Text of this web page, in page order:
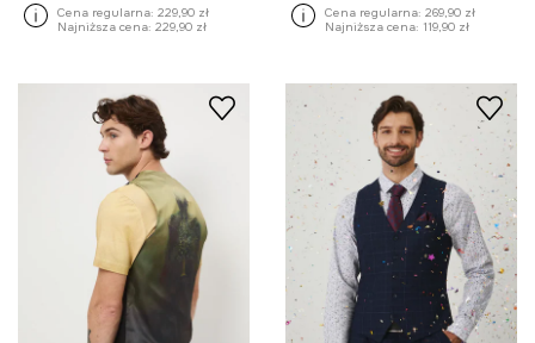
Cena regularna: 229,90 zł
Najniższa cena: 229,90 zł
Cena regularna: 269,90 zł
Najniższa cena: 119,90 zł